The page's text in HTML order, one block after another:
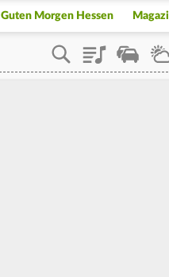
Guten Morgen Hessen
PlaylistStaupilot